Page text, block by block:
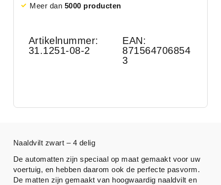
Meer dan 5000 producten
Artikelnummer:
31.1251-08-2
EAN:
871564706854
3
Naaldvilt zwart – 4 delig
De automatten zijn speciaal op maat gemaakt voor uw
voertuig, en hebben daarom ook de perfecte pasvorm.
De matten zijn gemaakt van hoogwaardig naaldvilt en